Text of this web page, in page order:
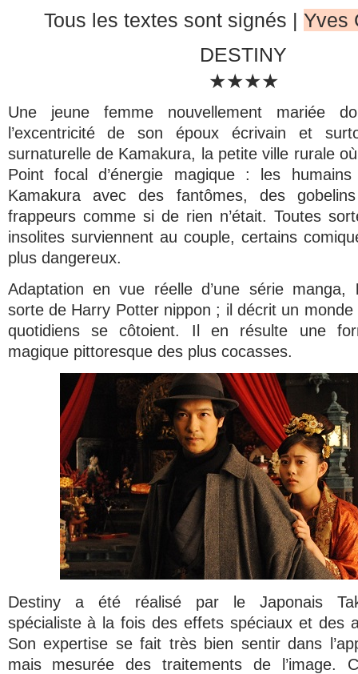
Tous les textes sont signés | Yves
DESTINY
★★★★
Une jeune femme nouvellement mariée
l’excentricité de son époux écrivain et
surnaturelle de Kamakura, la petite ville rurale
Point focal d’énergie magique : les
Kamakura avec des fantômes, des
frappeurs comme si de rien n’était. Toutes
insolites surviennent au couple, certains
plus dangereux.
Adaptation en vue réelle d’une série manga,
sorte de Harry Potternippon ; il décrit un monde
quotidiens se côtoient. Il en résulte une
magique pittoresque des plus cocasses.
Destinya été réalisé par le Japonais
spécialiste à la fois des effets spéciaux et des
Son expertise se fait très bien sentir dans
mais mesurée des traitements de l’image.